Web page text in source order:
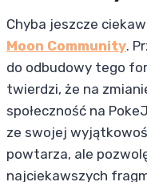
Chyba jeszcze
Moon Community.
do odbudowy tego
twierdzi, że na
społeczność na
ze swojej
powtarza, ale
najciekawszych